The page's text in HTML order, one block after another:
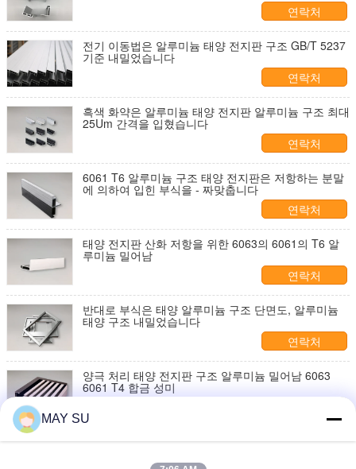
연락처
전기 이동법은 알루미늄 태양 전지판 구조 GB/T 5237
기준 내밀었습니다
연락처
흑색 화약은 알루미늄 태양 전지판 알루미늄 구조 최대
25Um 간격을 입혔습니다
연락처
6061 T6 알루미늄 구조 태양 전지판은 저항하는 분말
에 의하여 입힌 부식을 - 짜맞춥니다
연락처
태양 전지판 산화 저항을 위한 6063의 6061의 T6 알
루미늄 밀어남
연락처
반대로 부식은 태양 알루미늄 구조 단면도, 알루미늄
태양 구조 내밀었습니다
연락처
양극 처리 태양 전지판 구조 알루미늄 밀어남 6063
6061 T4 합금 성미
높은 정밀도 태양 구조 알루미늄 밀어남 선반 끝 라이
MAY SU